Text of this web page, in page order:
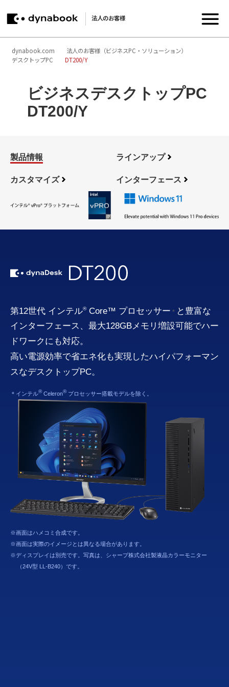
法人のお客様
dynabook.com
法人のお客様（ビジネスPC・ソリューション）
デスクトップPC
DT200/Y
ビジネスデスクトップPC
DT200/Y
製品情報 ラインアップ
カスタマイズ インターフェース
第12世代 インテル®Core™ プロセッサー ＊ と豊富な
インターフェース、最大128GBメモリ増設可能でハー
ドワークにも対応。
高い電源効率で省エネ化も実現したハイパフォーマン
スなデスクトップPC。
＊インテル®Celeron®プロセッサー搭載モデルを除く。
※画面はハメコミ合成です。
※画面は実際のイメージとは異なる場合があります。
※ディスプレイは別売です。写真は、シャープ株式会社製液晶カラーモニター
（24V型 LL-B240）です。